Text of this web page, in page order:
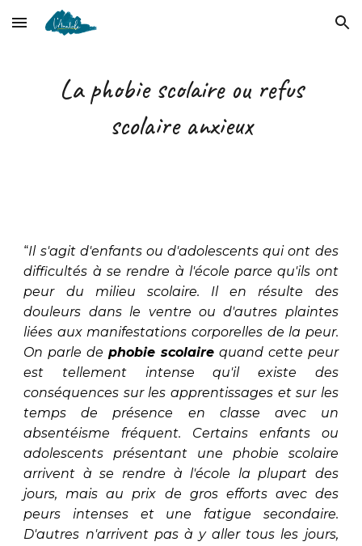
Skip to main content Skip to navigation
La phobie scolaire ou refus
scolaire anxieux
“Il s'agit d'enfants ou d'adolescents qui ont des
difficultés à se rendre à l'école parce qu'ils ont
peur du milieu scolaire. Il en résulte des
douleurs dans le ventre ou d'autres plaintes
liées aux manifestations corporelles de la peur.
On parle dephobie scolairequand cette peur
est tellement intense qu'il existe des
conséquences sur les apprentissages et sur les
temps de présence en classe avec un
absentéisme fréquent. Certains enfants ou
adolescents présentant une phobie scolaire
arrivent à se rendre à l'école la plupart des
jours, mais au prix de gros efforts avec des
peurs intenses et une fatigue secondaire.
D'autres n'arrivent pas à y aller tous les jours,